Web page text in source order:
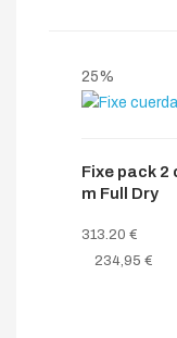
25%
Fixe pack 2
m Full Dry
313.20 €
234,95 €